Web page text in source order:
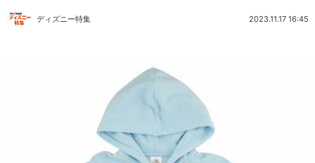
ディズニー特集 2023.11.17 16:45